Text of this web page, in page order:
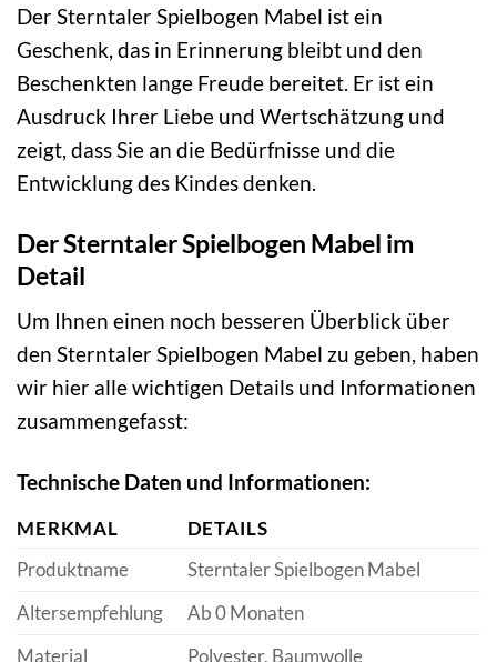
Der Sterntaler Spielbogen Mabel ist ein
Geschenk, das in Erinnerung bleibt und den
Beschenkten lange Freude bereitet. Er ist ein
Ausdruck Ihrer Liebe und Wertschätzung und
zeigt, dass Sie an die Bedürfnisse und die
Entwicklung des Kindes denken.
Der Sterntaler Spielbogen Mabel im
Detail
Um Ihnen einen noch besseren Überblick über
den Sterntaler Spielbogen Mabel zu geben, haben
wir hier alle wichtigen Details und Informationen
zusammengefasst:
Technische Daten und Informationen:
MERKMAL
DETAILS
Produktname
Sterntaler Spielbogen Mabel
Altersempfehlung
Ab 0 Monaten
Material
Polyester, Baumwolle